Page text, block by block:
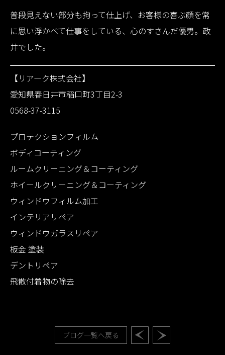
普段見えない部分も拘って仕上げ、お客様の喜ぶ顔を常
に思い浮かべて仕事をしている、心のすさんだ優男。政
井でした。
【リアーク株式会社】
愛知県春日井市稲口町3丁目2-3
0568-37-3115
プロテクションフィルム
ボディコーティング
ルームクリーニング＆コーティング
ホイールクリーニング＆コーティング
ウィンドウフィルム加工
インテリアリペア
ウィンドウガラスリペア
板金 塗装
デントリペア
飛散付着物の除去
ブログ一覧へ戻る